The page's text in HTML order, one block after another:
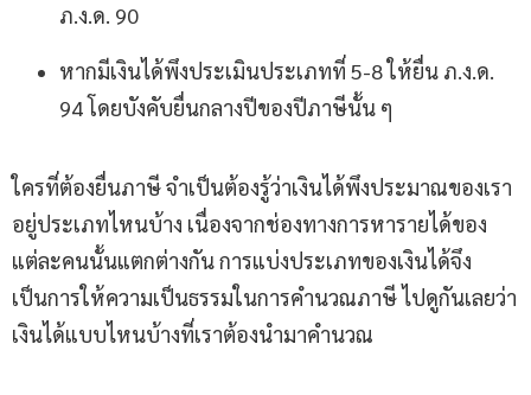
ภ.ง.ด. 90
หากมีเงินได้พึงประเมินประเภทที่ 5-8 ให้ยื่น ภ.ง.ด.
94 โดยบังคับยื่นกลางปีของปีภาษีนั้น ๆ
ใครที่ต้องยื่นภาษี จำเป็นต้องรู้ว่าเงินได้พึงประมาณของเรา
อยู่ประเภทไหนบ้าง เนื่องจากช่องทางการหารายได้ของ
แต่ละคนนั้นแตกต่างกัน การแบ่งประเภทของเงินได้จึง
เป็นการให้ความเป็นธรรมในการคำนวณภาษี ไปดูกันเลยว่า
เงินได้แบบไหนบ้างที่เราต้องนำมาคำนวณ